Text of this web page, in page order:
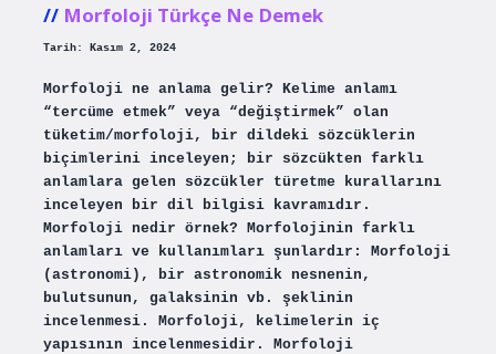
Morfoloji Türkçe Ne Demek
Tarih: Kasım 2, 2024
Morfoloji ne anlama gelir? Kelime anlamı
“tercüme etmek” veya “değiştirmek” olan
tüketim/morfoloji, bir dildeki sözcüklerin
biçimlerini inceleyen; bir sözcükten farklı
anlamlara gelen sözcükler türetme kurallarını
inceleyen bir dil bilgisi kavramıdır.
Morfoloji nedir örnek? Morfolojinin farklı
anlamları ve kullanımları şunlardır: Morfoloji
(astronomi), bir astronomik nesnenin,
bulutsunun, galaksinin vb. şeklinin
incelenmesi. Morfoloji, kelimelerin iç
yapısının incelenmesidir. Morfoloji